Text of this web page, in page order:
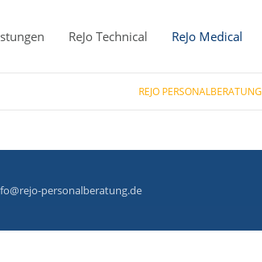
ReJo Technical ReJo Medical
REJO PERSONALBERATUNG
personalberatung.de